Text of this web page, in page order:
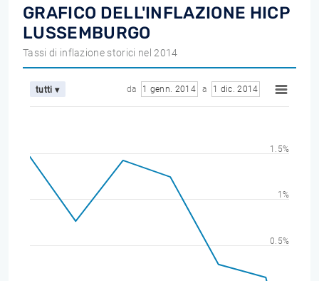
GRAFICO DELL'INFLAZIONE HICP
LUSSEMBURGO
Tassi di inflazione storici nel 2014
tutti ▾ da 1 genn. 2014 a 1 dic. 2014
0.5%
1%
1.5%